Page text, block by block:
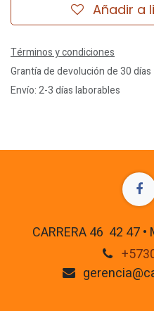
Añadir a
Términos y condiciones
Grantía de devolución de 30 días
Envío: 2-3 días laborables
CARRERA 46 42 47 •